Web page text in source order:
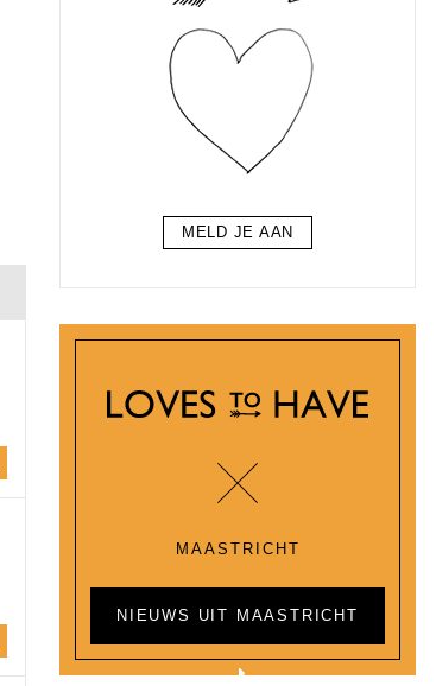
MELD JE AAN
MAASTRICHT
NIEUWS UIT MAASTRICHT